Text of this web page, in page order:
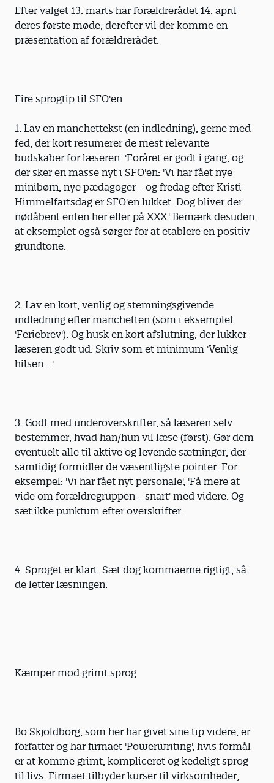
Efter valget 13. marts har forældrerådet 14. april
deres første møde, derefter vil der komme en
præsentation af forældrerådet.
Fire sprogtip til SFO'en
1. Lav en manchettekst (en indledning), gerne med
fed, der kort resumerer de mest relevante
budskaber for læseren: 'Foråret er godt i gang, og
der sker en masse nyt i SFO'en: 'Vi har fået nye
minibørn, nye pædagoger - og fredag efter Kristi
Himmelfartsdag er SFO'en lukket. Dog bliver der
nødåbent enten her eller på XXX.' Bemærk desuden,
at eksemplet også sørger for at etablere en positiv
grundtone.
2. Lav en kort, venlig og stemningsgivende
indledning efter manchetten (som i eksemplet
'Feriebrev'). Og husk en kort afslutning, der lukker
læseren godt ud. Skriv som et minimum 'Venlig
hilsen ...'
3. Godt med underoverskrifter, så læseren selv
bestemmer, hvad han/hun vil læse (først). Gør dem
eventuelt alle til aktive og levende sætninger, der
samtidig formidler de væsentligste pointer. For
eksempel: 'Vi har fået nyt personale', 'Få mere at
vide om forældregruppen - snart' med videre. Og
sæt ikke punktum efter overskrifter.
4. Sproget er klart. Sæt dog kommaerne rigtigt, så
de letter læsningen.
Kæmper mod grimt sprog
Bo Skjoldborg, som her har givet sine tip videre, er
forfatter og har firmaet 'Powerwriting', hvis formål
er at komme grimt, kompliceret og kedeligt sprog
til livs. Firmaet tilbyder kurser til virksomheder,